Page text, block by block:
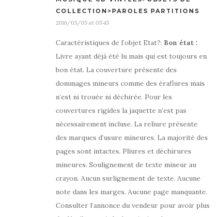
COLLECTION>PAROLES PARTITIONS
2016/03/05 at 05:45
Caractéristiques de l’objet Etat?: Bon état :
Livre ayant déjà été lu mais qui est toujours en
bon état. La couverture présente des
dommages mineurs comme des éraflures mais
n’est ni trouée ni déchirée. Pour les
couvertures rigides la jaquette n’est pas
nécessairement incluse. La reliure présente
des marques d’usure mineures. La majorité des
pages sont intactes. Pliures et déchirures
mineures. Soulignement de texte mineur au
crayon. Aucun surlignement de texte. Aucune
note dans les marges. Aucune page manquante.
Consulter l’annonce du vendeur pour avoir plus